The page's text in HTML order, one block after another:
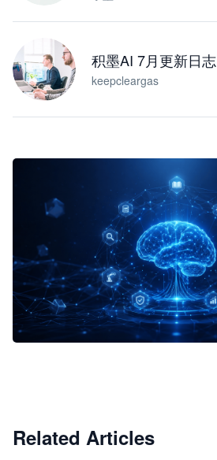
积墨AI 7月更新日志
keepcleargas
Related Articles